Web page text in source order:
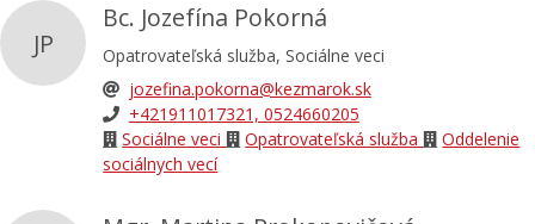
JP
Bc. Jozefína Pokorná
Opatrovateľská služba, Sociálne veci
jozefina.pokorna@kezmarok.sk
+421911017321, 0524660205
Sociálne veci
Opatrovateľská služba
Oddelenie
sociálnych vecí